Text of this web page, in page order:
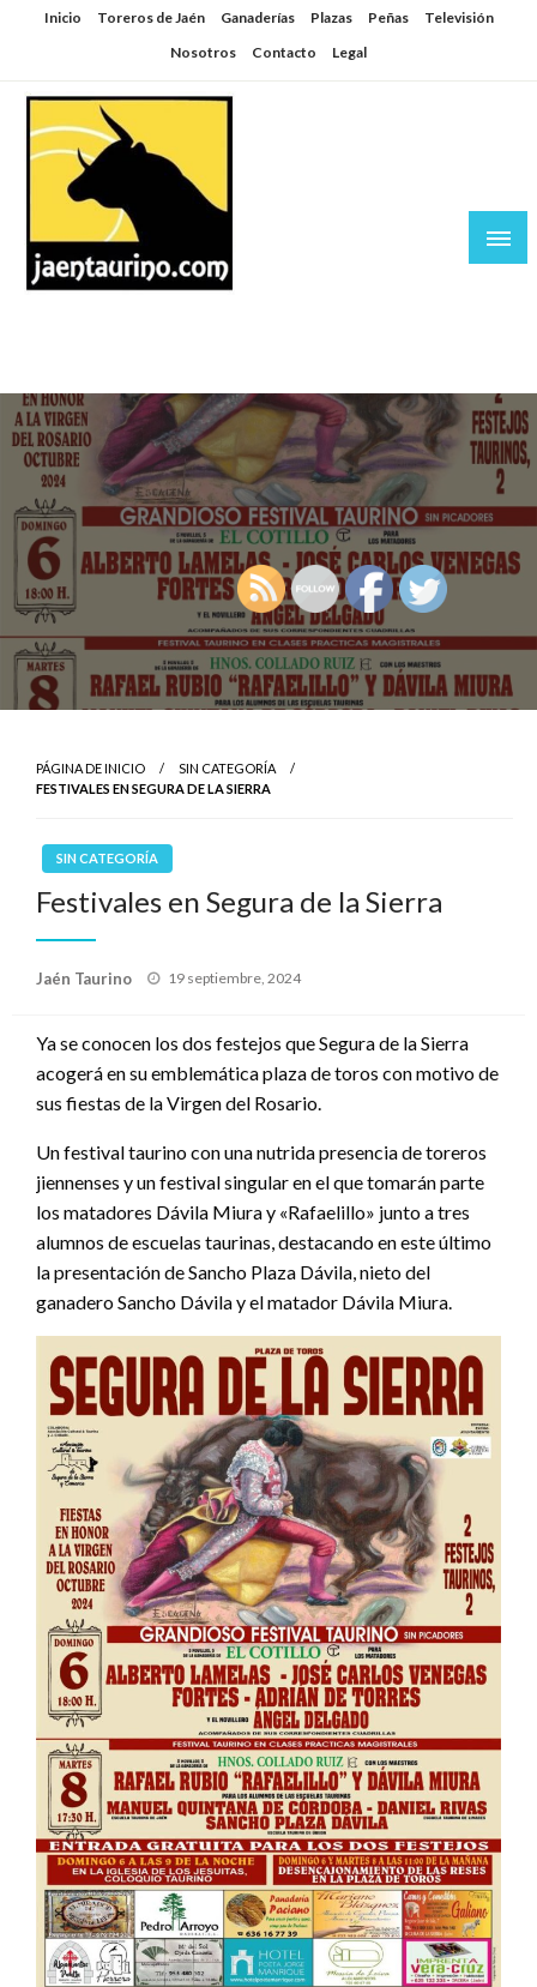
SaltarInicio Toreros de Jaén Ganaderías Plazas Peñas
Televisión
Nosotros
Contacto Legal
PÁGINA DE INICIO
SIN CATEGORÍA
FESTIVALES EN SEGURA DE LA SIERRA
SIN CATEGORÍA
Festivales en Segura de la Sierra
Jaén Taurino
Publicado
19 septiembre, 2024
Ya se conocen los dos festejos que Segura de la Sierra
acogerá en su emblemática plaza de toros con motivo de
sus fiestas de la Virgen del Rosario.
Un festival taurino con una nutrida presencia de toreros
jiennenses y un festival singular en el que tomarán parte
los matadores Dávila Miura y «Rafaelillo» junto a tres
alumnos de escuelas taurinas, destacando en este último
la presentación de Sancho Plaza Dávila, nieto del
ganadero Sancho Dávila y el matador Dávila Miura.